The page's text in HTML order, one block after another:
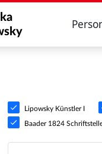
Lipowsky Künstler I
Baader 1824